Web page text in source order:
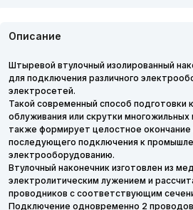
Описание
Штыревой втулочный изолированный
для подключения различного
электросетей.
Такой современный способ подготовки
облуживания или скрутки
также формирует целостное окончание
последующего подключения к
электрооборудованию.
Втулочный наконечник изготовлен из
электролитическим лужением и
проводников с соответствующим
Подключение одновременно 2